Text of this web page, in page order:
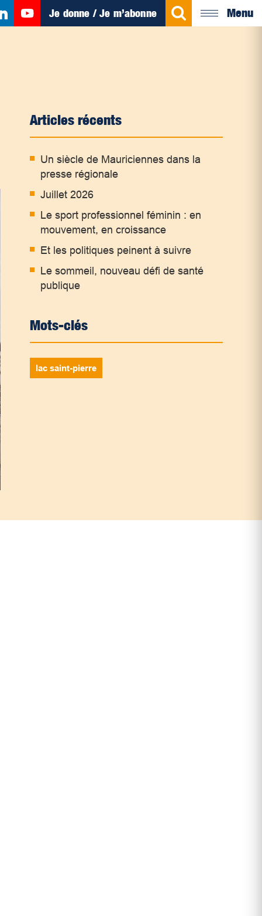
Je donne / Je m’abonne Menu
Articles récents
Un siècle de Mauriciennes dans la
presse régionale
Juillet 2026
Le sport professionnel féminin : en
mouvement, en croissance
Et les politiques peinent à suivre
Le sommeil, nouveau défi de santé
publique
Mots-clés
lac saint-pierre